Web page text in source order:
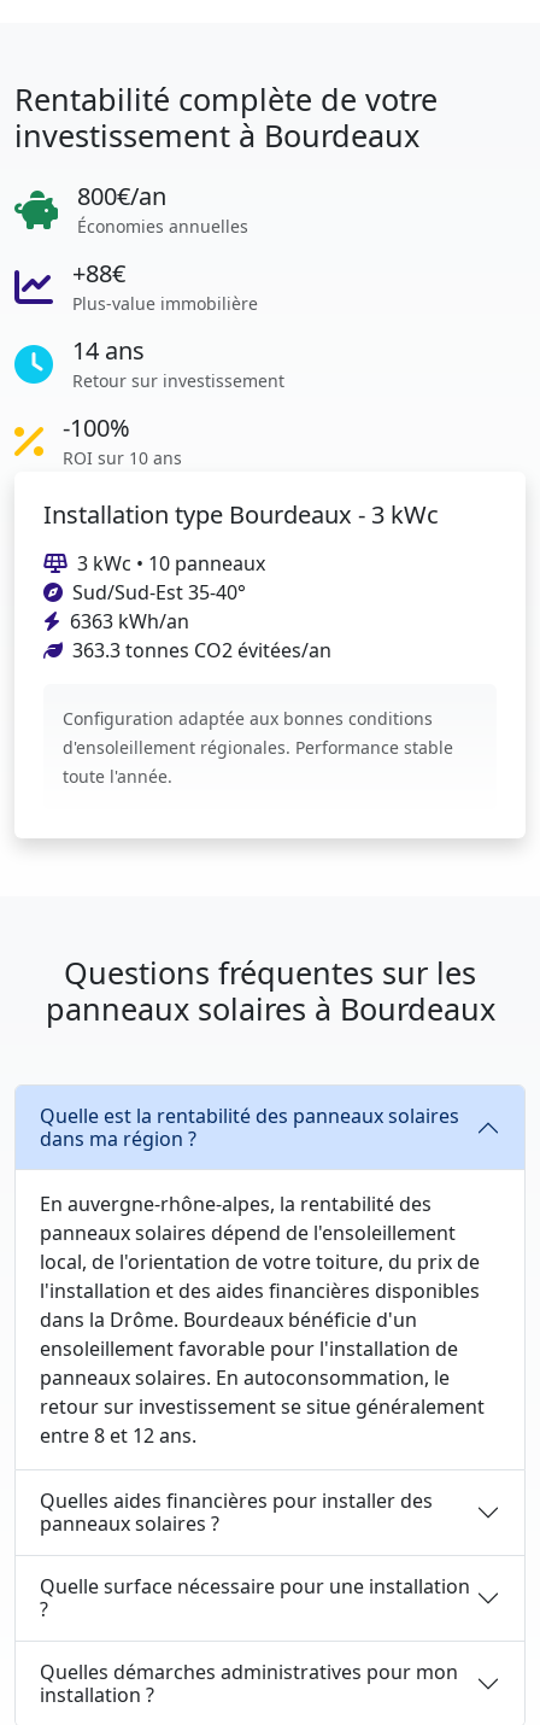
Rentabilité complète de votre
investissement à Bourdeaux
800€/an
Économies annuelles
+88€
Plus-value immobilière
14 ans
Retour sur investissement
-100%
ROI sur 10 ans
Installation type Bourdeaux - 3 kWc
3 kWc • 10 panneaux
Sud/Sud-Est 35-40°
6363 kWh/an
363.3 tonnes CO2 évitées/an
Configuration adaptée aux bonnes conditions
d'ensoleillement régionales. Performance stable
toute l'année.
Questions fréquentes sur les
panneaux solaires à Bourdeaux
Quelle est la rentabilité des panneaux solaires
dans ma région ?
En auvergne-rhône-alpes, la rentabilité des
panneaux solaires dépend de l'ensoleillement
local, de l'orientation de votre toiture, du prix de
l'installation et des aides financières disponibles
dans la Drôme. Bourdeaux bénéficie d'un
ensoleillement favorable pour l'installation de
panneaux solaires. En autoconsommation, le
retour sur investissement se situe généralement
entre 8 et 12 ans.
Quelles aides financières pour installer des
panneaux solaires ?
Quelle surface nécessaire pour une installation
?
Quelles démarches administratives pour mon
installation ?